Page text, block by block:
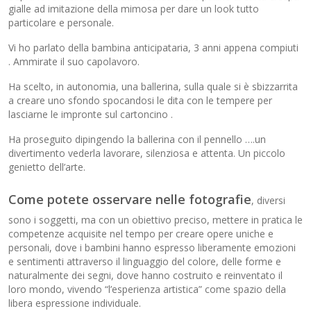
gialle ad imitazione della mimosa per dare un look tutto
particolare e personale.
Vi ho parlato della bambina anticipataria, 3 anni appena compiuti
. Ammirate il suo capolavoro.
Ha scelto, in autonomia, una ballerina, sulla quale si è sbizzarrita
a creare uno sfondo spocandosi le dita con le tempere per
lasciarne le impronte sul cartoncino .
Ha proseguito dipingendo la ballerina con il pennello ….un
divertimento vederla lavorare, silenziosa e attenta. Un piccolo
genietto dell’arte.
Come potete osservare nelle fotografie, diversi
sono i soggetti, ma con un obiettivo preciso, mettere in pratica le
competenze acquisite nel tempo per creare opere uniche e
personali, dove i bambini hanno espresso liberamente emozioni
e sentimenti attraverso il linguaggio del colore, delle forme e
naturalmente dei segni, dove hanno costruito e reinventato il
loro mondo, vivendo “l’esperienza artistica” come spazio della
libera espressione individuale.